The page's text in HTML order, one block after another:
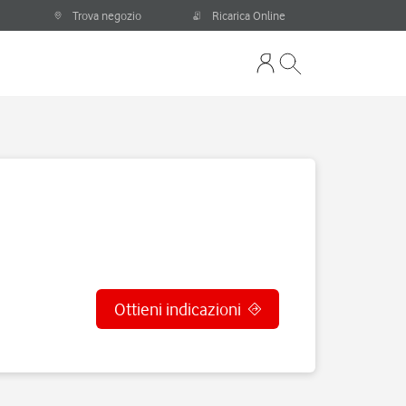
Trova negozio Ricarica Online
Ottieni indicazioni